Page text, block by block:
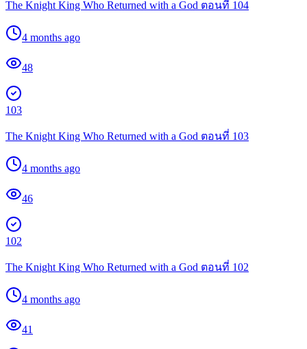
The Knight King Who Returned with a God ตอนที่ 104
4 months ago
48
103
The Knight King Who Returned with a God ตอนที่ 103
4 months ago
46
102
The Knight King Who Returned with a God ตอนที่ 102
4 months ago
41